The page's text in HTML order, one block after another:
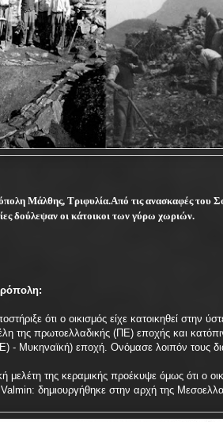
Μάλθης, Τριφυλία.Από τις ανασκαφές του
δούλεψαν οι κάτοικοι των γύρω χωριών.
ότι ο οικισμός είχε κατοικηθεί στην
της πρωτοελλαδικής (ΠΕ) εποχής και
- Μυκηναϊκή) εποχή. Ονόμασε λοιπόν τους
μελέτη της κεραμικής προέκυψε όμως ότι ο
δημιουργήθηκε στην αρχή της